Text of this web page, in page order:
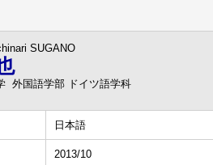
SUGANO
外国語学部 ドイツ語学科
日本語
2013/10